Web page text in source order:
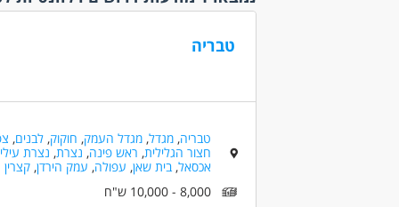
טבריה
טבריה,מגדל,מגדל העמק, חוקוק,לבנים,
חצור הגלילית, ראש פינה,נצרת,נצרת
אכסאל,בית שאן, עפולה, עמק הירדן,קצרין
8,000 - 10,000 ש"ח